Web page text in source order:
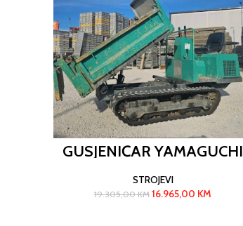
GUSJENIČAR YAMAGUCHI
STROJEVI
19.305,00KM 16.965,00 KM